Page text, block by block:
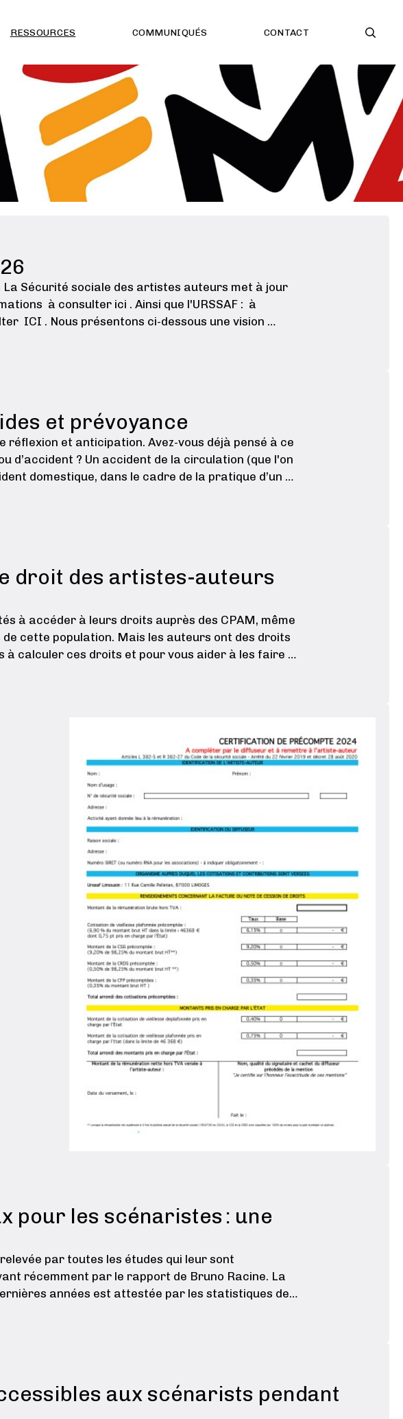
RESSOURCES COMMUNIQUÉS CONTACT
Sécurité sociale des artistes auteurs met à jour
à consulter ici . Ainsi que l'URSSAF : à
ICI . Nous présentons ci-dessous une vision …
et prévoyance
réflexion et anticipation. Avez-vous déjà pensé à ce
d’accident ? Un accident de la circulation (que l'on
domestique, dans le cadre de la pratique d’un …
droit des artistes-auteurs
à accéder à leurs droits auprès des CPAM, même
cette population. Mais les auteurs ont des droits
calculer ces droits et pour vous aider à les faire …
pour les scénaristes : une
par toutes les études qui leur sont
récemment par le rapport de Bruno Racine. La
années est attestée par les statistiques des
aux scénarists pendant